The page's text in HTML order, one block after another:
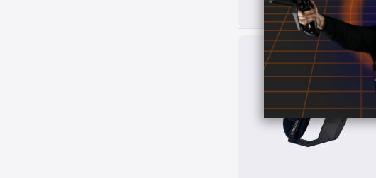
369,00 €